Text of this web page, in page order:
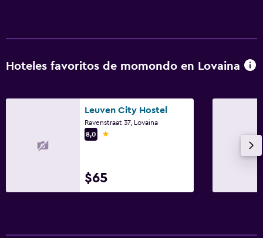
Check-out exprés
Cuna/cama nido disponibles
Hoteles favoritos de momondo en Lovaina
Leuven City Hostel
Ravenstraat 37, Lovaina
8,0
1 estrella
$65